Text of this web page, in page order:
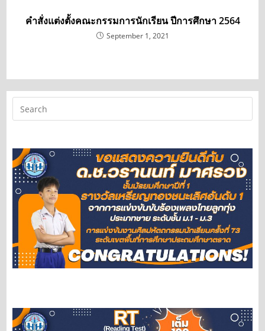
คำสั่งแต่งตั้งคณะกรรมการนักเรียน ปีการศึกษา 2564
September 1, 2021